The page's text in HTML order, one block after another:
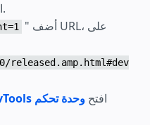
افتح صفحتك في متصفحك.
أضف "
افتح وحدة تحكم